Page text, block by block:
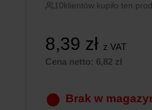
10klientów kupiło ten
8,39 zł z VAT
Cena netto: 6,82 zł
Brak w